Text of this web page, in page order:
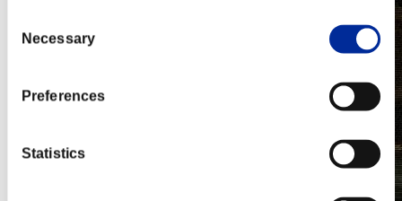
Selection
Necessary
Preferences
Statistics